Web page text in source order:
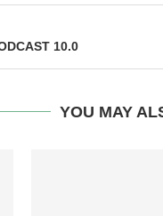
10.0
YOU MAY